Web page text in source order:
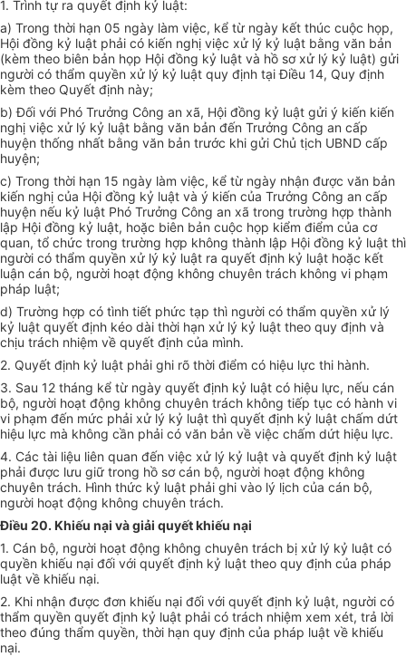
1. Trình tự ra quyết định kỷ luật:
a) Trong thời hạn 05 ngày làm việc, kể từ ngày kết thúc cuộc họp,
Hội đồng kỷ luật phải có kiến nghị việc xử lý kỷ luật bằng văn bản
(kèm theo biên bản họp Hội đồng kỷ luật và hồ sơ xử lý kỷ luật) gửi
người có thẩm quyền xử lý kỷ luật quy định tại Điều 14, Quy định
kèm theo Quyết định này;
b) Đối với Phó Trưởng Công an xã, Hội đồng kỷ luật gửi ý kiến kiến
nghị việc xử lý kỷ luật bằng văn bản đến Trưởng Công an cấp
huyện thống nhất bằng văn bản trước khi gửi Chủ tịch UBND cấp
huyện;
c) Trong thời hạn 15 ngày làm việc, kể từ ngày nhận được văn bản
kiến nghị của Hội đồng kỷ luật và ý kiến của Trưởng Công an cấp
huyện nếu kỷ luật Phó Trưởng Công an xã trong trường hợp thành
lập Hội đồng kỷ luật, hoặc biên bản cuộc họp kiểm điểm của cơ
quan, tổ chức trong trường hợp không thành lập Hội đồng kỷ luật thì
người có thẩm quyền xử lý kỷ luật ra quyết định kỷ luật hoặc kết
luận cán bộ, người hoạt động không chuyên trách không vi phạm
pháp luật;
d) Trường hợp có tình tiết phức tạp thì người có thẩm quyền xử lý
kỷ luật quyết định kéo dài thời hạn xử lý kỷ luật theo quy định và
chịu trách nhiệm về quyết định của mình.
2. Quyết định kỷ luật phải ghi rõ thời điểm có hiệu lực thi hành.
3. Sau 12 tháng kể từ ngày quyết định kỷ luật có hiệu lực, nếu cán
bộ, người hoạt động không chuyên trách không tiếp tục có hành vi
vi phạm đến mức phải xử lý kỷ luật thì quyết định kỷ luật chấm dứt
hiệu lực mà không cần phải có văn bản về việc chấm dứt hiệu lực.
4. Các tài liệu liên quan đến việc xử lý kỷ luật và quyết định kỷ luật
phải được lưu giữ trong hồ sơ cán bộ, người hoạt động không
chuyên trách. Hình thức kỷ luật phải ghi vào lý lịch của cán bộ,
người hoạt động không chuyên trách.
Điều 20. Khiếu nại và giải quyết khiếu nại
1. Cán bộ, người hoạt động không chuyên trách bị xử lý kỷ luật có
quyền khiếu nại đối với quyết định kỷ luật theo quy định của pháp
luật về khiếu nại.
2. Khi nhận được đơn khiếu nại đối với quyết định kỷ luật, người có
thẩm quyền quyết định kỷ luật phải có trách nhiệm xem xét, trả lời
theo đúng thẩm quyền, thời hạn quy định của pháp luật về khiếu
nại.